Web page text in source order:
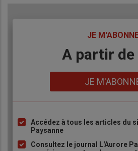
JE
A partir de
JE
Liste
puce
Accédez à tous les articles du
Paysanne
Consultez le journal L'Aurore